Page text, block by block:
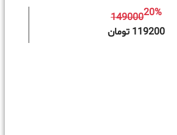
14900020%
119200 تومان